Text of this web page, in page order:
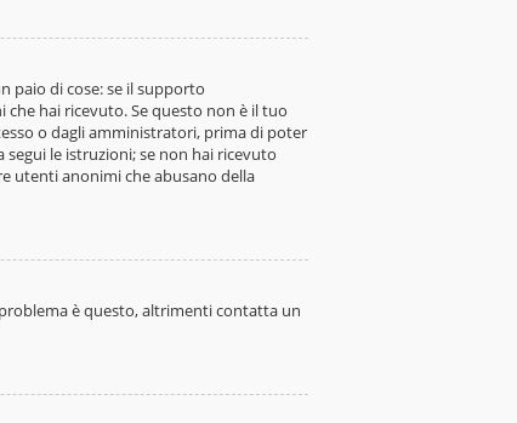
paio di cose: se il supporto
hai ricevuto. Se questo non è il tuo
o dagli amministratori, prima di poter
le istruzioni; se non hai ricevuto
utenti anonimi che abusano della
è questo, altrimenti contatta un